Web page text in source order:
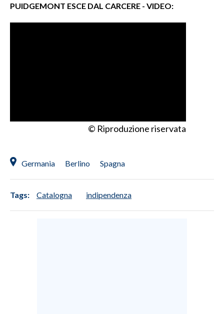
PUIDGEMONT ESCE DAL CARCERE - VIDEO:
© Riproduzione riservata
Germania Berlino Spagna
Tags: Catalogna indipendenza